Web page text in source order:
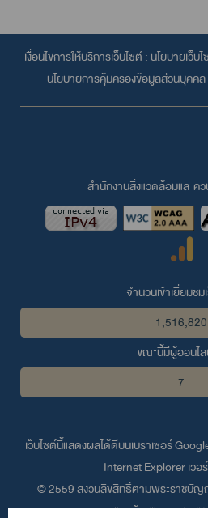
เงื่อนไขการให้บริการเว็บไซต์ : นโยบายเว็บ
นโยบายการคุ้มครองข้อมูลส่วนบุคคล
สำนักงานสิ่งแวดล้อมและ
จำนวนเข้าเยี่ยมชม
1,516,820
ขณะนี้มีผู้ออนไ
7
เว็บไซต์นี้แสดงผลได้ดีบนเบราเซอร์
Internet Explorerเวอ
© 2559 สงวนลิขสิทธิ์ตามพระราชบั
แวดล้อมและควบคุม